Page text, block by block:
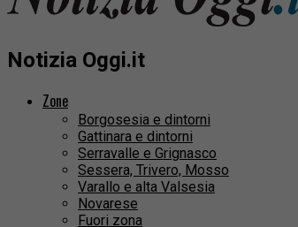
Notizia Oggi.it
Zone
Borgosesia e dintorni
Gattinara e dintorni
Serravalle e Grignasco
Sessera, Trivero, Mosso
Varallo e alta Valsesia
Novarese
Fuori zona